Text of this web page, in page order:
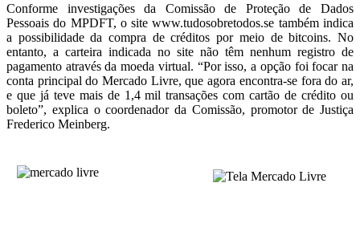
Conforme investigações da Comissão de Proteção de Dados
Pessoais do MPDFT, o site www.tudosobretodos.se também indica
a possibilidade da compra de créditos por meio de bitcoins. No
entanto, a carteira indicada no site não têm nenhum registro de
pagamento através da moeda virtual. “Por isso, a opção foi focar na
conta principal do Mercado Livre, que agora encontra-se fora do ar,
e que já teve mais de 1,4 mil transações com cartão de crédito ou
boleto”, explica o coordenador da Comissão, promotor de Justiça
Frederico Meinberg.